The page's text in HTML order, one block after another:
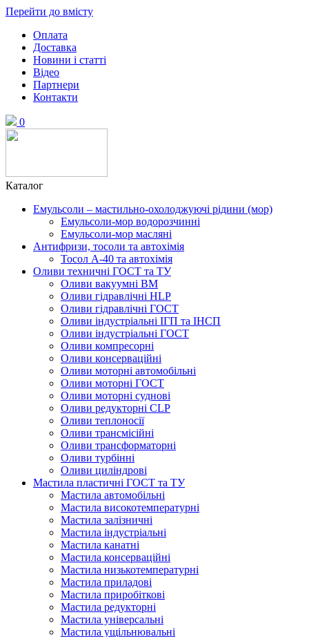
Перейти до вмісту
Оплата
Доставка
Новини і статті
Відео
Партнери
Контакти
0
Каталог
Емульсоли – мастильно-охолоджуючі рідини (мор)
Емульсоли-мор водорозчинні
Емульсоли-мор масляні
Антифризи, тосоли та автохімія
Тосол А-40 та автохімія
Оливи техничні ГОСТ та ТУ
Оливи вакуумні ВМ
Оливи гідравлічні HLP
Оливи гідравлічні ГОСТ
Оливи індустріальні ІГП та ІНСП
Оливи індустріальні ГОСТ
Оливи компресорні
Оливи консерваційні
Оливи моторні автомобільні
Оливи моторні ГОСТ
Оливи моторні суднові
Оливи редукторні CLP
Оливи теплоносії
Оливи трансмісійні
Оливи трансформаторні
Оливи турбінні
Оливи циліндрові
Мастила пластичні ГОСТ та ТУ
Мастила автомобільні
Мастила високотемпературні
Мастила залізничні
Мастила індустріальні
Мастила канатні
Мастила консерваційні
Мастила низькотемпературні
Мастила приладові
Мастила приробіткові
Мастила редукторні
Мастила універсальні
Мастила ущільнювальні